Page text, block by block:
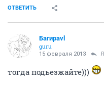
ОТВЕТИТЬ
Багираvl
guru
15 февраля 2013
тогда подьезжайте)))